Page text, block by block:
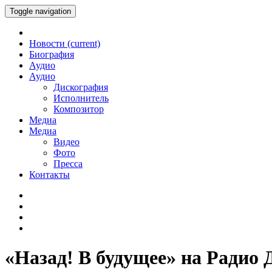
Toggle navigation
Новости (current)
Биография
Аудио
Аудио
Дискография
Исполнитель
Композитор
Медиа
Медиа
Видео
Фото
Пресса
Контакты
«Назад! В будущее» на Радио